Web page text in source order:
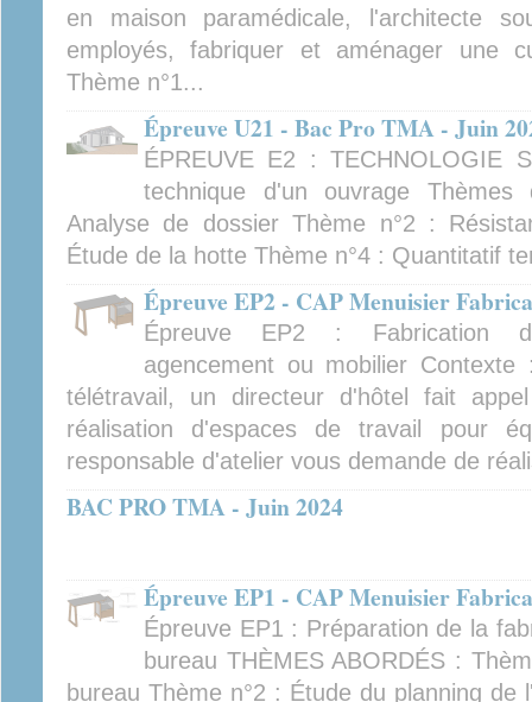
en maison paramédicale, l'architecte
employés, fabriquer et aménager une
Thème n°1...
Épreuve U21 - Bac Pro TMA - Juin
ÉPREUVE E2 : TECHNOLOGIE
technique d'un ouvrage
Analyse de dossier Thème n°2 :
Étude de la hotte Thème n°4 : Quantitatif
Épreuve EP2 - CAP Menuisier
Épreuve EP2 : Fabrication
agencement ou mobilier
télétravail, un directeur d'hôtel fait
réalisation d'espaces de travail pour
responsable d'atelier vous demande de
BAC PRO TMA - Juin 2024
Épreuve EP1 - CAP Menuisier
Épreuve EP1 : Préparation de la
bureau THÈMES ABORDÉS :
bureau Thème n°2 : Étude du planning de